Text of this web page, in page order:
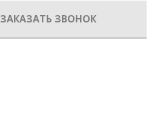
ЗАКАЗАТЬ ЗВОНОК